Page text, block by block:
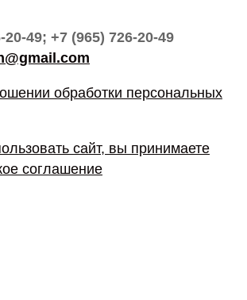
49; +7 (965) 726-20-49
обработки персональных
сайт, вы принимаете
соглашение